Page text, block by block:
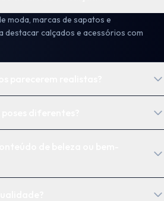
moda, marcas de sapatos e
destacar calçados e acessórios com